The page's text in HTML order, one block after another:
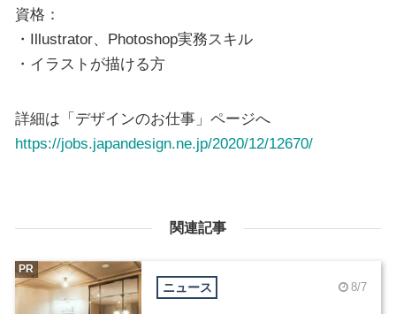
資格：
・Illustrator、Photoshop実務スキル
・イラストが描ける方
詳細は「デザインのお仕事」ページへ
https://jobs.japandesign.ne.jp/2020/12/12670/
関連記事
ニュース 8/7
PR